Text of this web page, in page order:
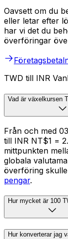
Oavsett om du
eller letar efter
har vi det du
överföringar
TWD till INR
Vad är växelkursen
Från och med
till INR NT$1 =
mittpunkten
globala
överföring
pengar.
Hur mycket är 100
Hur konverterar jag